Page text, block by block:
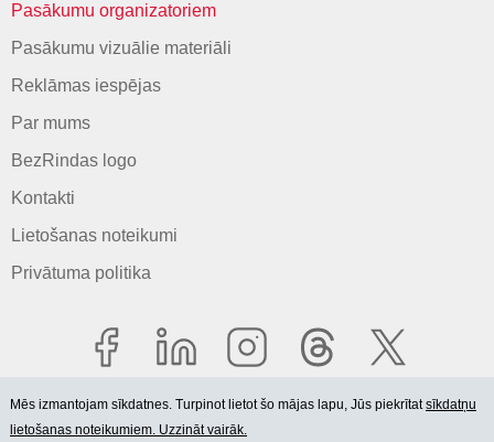
Pasākumu organizatoriem
Pasākumu vizuālie materiāli
Reklāmas iespējas
Par mums
BezRindas logo
Kontakti
Lietošanas noteikumi
Privātuma politika
Mēs izmantojam sīkdatnes. Turpinot lietot šo mājas lapu, Jūs piekrītatsīkdatņu
lietošanas noteikumiem. Uzzināt vairāk.